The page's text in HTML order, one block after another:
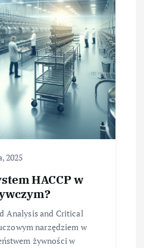
2025
HACCP w
Analysis and Critical
narzędziem w
żywności w